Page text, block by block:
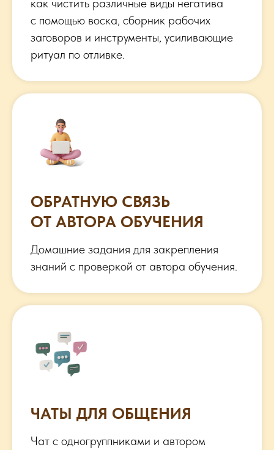
как чистить различные виды негатива
с помощью воска, сборник рабочих
заговоров и инструменты, усиливающие
ритуал по отливке.
ОБРАТНУЮ СВЯЗЬ
ОТ АВТОРА ОБУЧЕНИЯ
Домашние задания для закрепления
знаний с проверкой от автора обучения.
ЧАТЫ ДЛЯ ОБЩЕНИЯ
Чат с одногруппниками и автором